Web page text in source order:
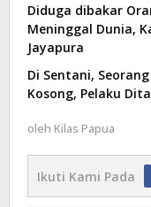
Diduga dibakar
Meninggal Dunia,
Jayapura
Di Sentani,
Kosong, Pelaku
oleh Kilas Papua
Ikuti Kami Pada